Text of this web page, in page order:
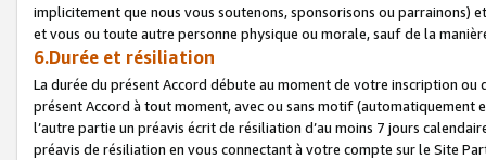
implicitement que nous vous soutenons, sponsorisons ou parrainons)
et vous ou toute autre personne physique ou morale, sauf de la
6.Durée et résiliation
La durée du présent Accord débute au moment de votre inscription
présent Accord à tout moment, avec ou sans motif (automatiquement
l’autre partie un préavis écrit de résiliation d’au moins 7 jours
préavis de résiliation en vous connectant à votre compte sur le Site